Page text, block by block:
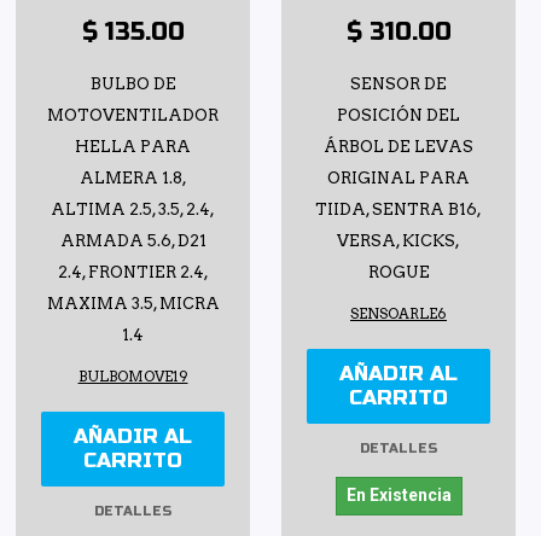
$ 135.00
BULBO DE
MOTOVENTILADOR
HELLA PARA
ALMERA 1.8,
ALTIMA 2.5, 3.5, 2.4,
ARMADA 5.6, D21
2.4, FRONTIER 2.4,
MAXIMA 3.5, MICRA
1.4
BULBOMOVE19
AÑADIR AL
CARRITO
DETALLES
$ 310.00
SENSOR DE
POSICIÓN DEL
ÁRBOL DE LEVAS
ORIGINAL PARA
TIIDA, SENTRA B16,
VERSA, KICKS,
ROGUE
SENSOARLE6
AÑADIR AL
CARRITO
DETALLES
En Existencia